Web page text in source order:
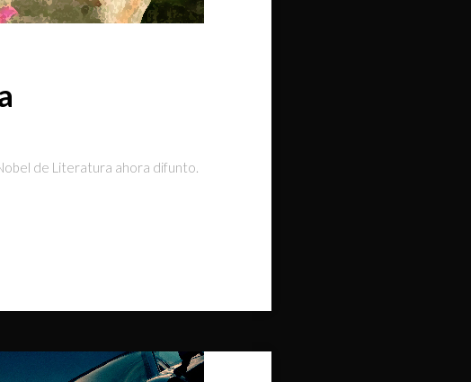
de Literatura ahora difunto.